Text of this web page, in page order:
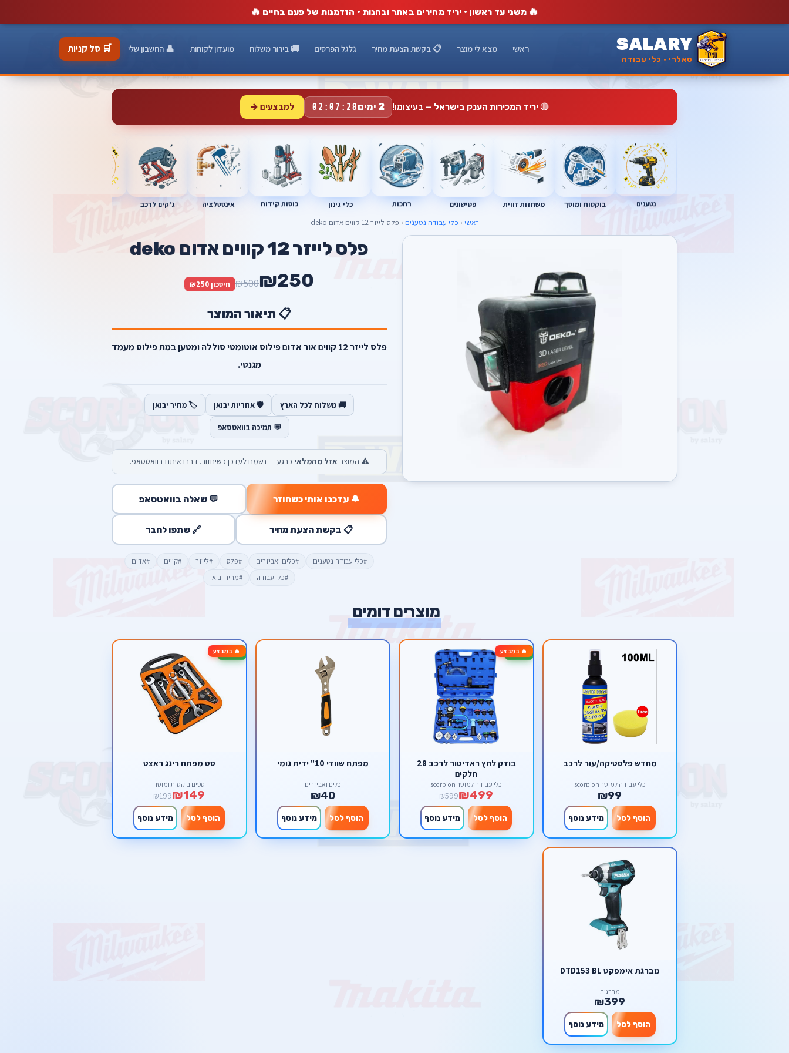
🔥משני עד ראשון · יריד מחירים באתר ובחנות · הזדמנות של פעם בחיים 🔥
SALARY
סאלרי · כלי עבודה
ראשי מצא לי מוצר 📋 בקשת הצעת מחיר גלגל הפרסים 🚚 בירור משלוח מועדון לקוחות 👤 החשבון שלי 🛒 סל קניות
🔴יריד המכירות הענק בישראל — בעיצומו! 2 ימים 02:07:27 למבצעים →
נטענים בוקסות ומוסך משחזות זווית פטישונים רתכות כלי גינון כוסות קידוח אינסטלציה ג'קים לרכב
ראשי › כלי עבודה נטענים › פלס לייזר 12 קווים אדום deko
פלס לייזר 12 קווים אדום deko
₪250
₪500 חיסכון ₪250
📋 תיאור המוצר
פלס לייזר 12 קווים אור אדום פילוס אוטומטי סוללה ומטען במת פילוס מעמד
מגנטי.
🚚 משלוח לכל הארץ 🛡️ אחריות יבואן 🏷️ מחיר יבואן
💬 תמיכה בוואטסאפ
⚠️ המוצר אזל מהמלאי כרגע — נשמח לעדכן כשיחזור. דברו איתנו בוואטסאפ.
🔔 עדכנו אותי כשחוזר 💬 שאלה בוואטסאפ
📋 בקשת הצעת מחיר 🔗 שתפו לחבר
#כלי עבודה נטענים #כלים ואביזרים #פלס #לייזר #קווים
#אדום
#כלי עבודה
#מחיר יבואן
מוצרים דומים
מחדש פלסטיקה/עור לרכב
כלי עבודה למוסך scorpion
₪99
הוסף לסל מידע נוסף
🔥 במבצע-17%
בודק לחץ ראדיטור לרכב 28
חלקים
כלי עבודה למוסך scorpion
₪499
₪599
הוסף לסל מידע נוסף
מפתח שוודי 10" ידית גומי
כלים ואביזרים
₪40
הוסף לסל מידע נוסף
🔥 במבצע-25%
סט מפתח רינג ראצט
סטים בוקסות ומוסך
₪149
₪199
הוסף לסל מידע נוסף
מברגת אימפקט DTD153 BL
מברגות
₪399
הוסף לסל מידע נוסף